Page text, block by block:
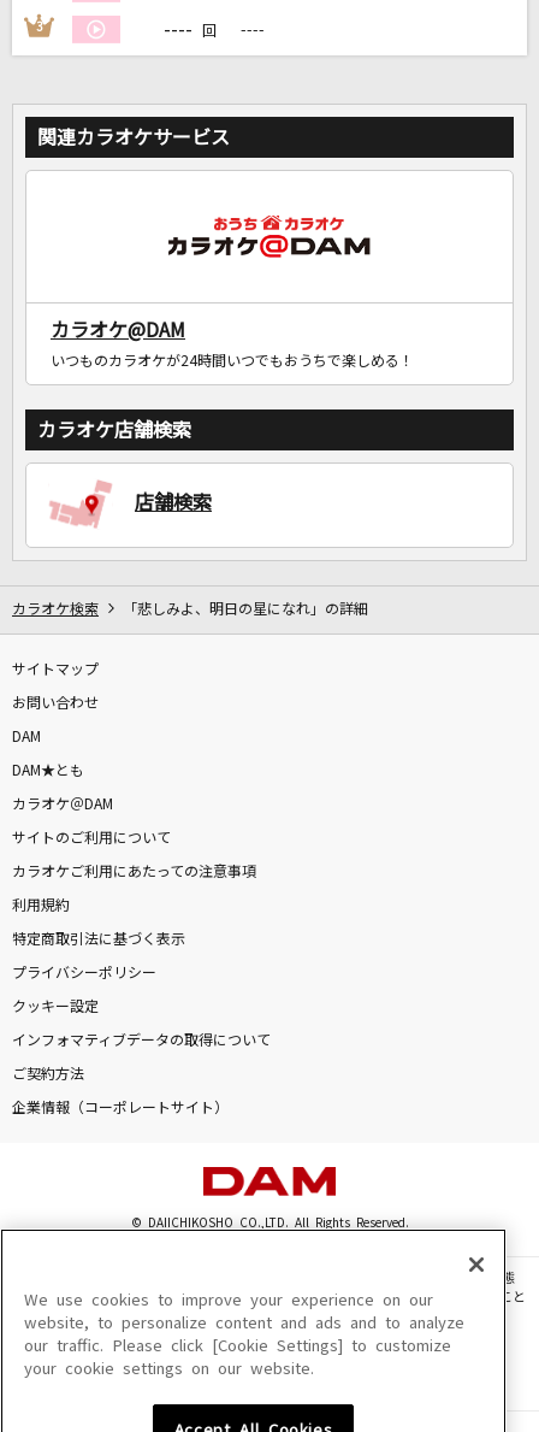
自宅でカラオケ歌い放題！
家族や友達と一緒に！練習にも！
3 ---- 回 ----
関連カラオケサービス
カラオケ@DAM
いつものカラオケが24時間いつでもおうちで楽しめる！
カラオケ店舗検索
店舗検索
カラオケ検索 「悲しみよ、明日の星になれ」の詳細
サイトマップ
お問い合わせ
DAM
DAM★とも
カラオケ＠DAM
サイトのご利用について
カラオケご利用にあたっての注意事項
利用規約
特定商取引法に基づく表示
プライバシーポリシー
クッキー設定
インフォマティブデータの取得について
ご契約方法
企業情報（コーポレートサイト）
© DAIICHIKOSHO CO.,LTD. All Rights Reserved.
このサイトに掲載されている一切の文章・画像・写真・動画・音声等を、手段や形態
を問わず、著作権法の定める範囲を超えて無断で複製、転載、ファイル化などすること
を禁じます。
楽曲及びコンテンツは、機種によりご利用いただけない場合があります。
楽曲及びコンテンツの配信日、配信内容が変更になる場合があります。
We use cookies to improve your experience on our
website, to personalize content and ads and to analyze
our traffic. Please click [Cookie Settings] to customize
your cookie settings on our website.